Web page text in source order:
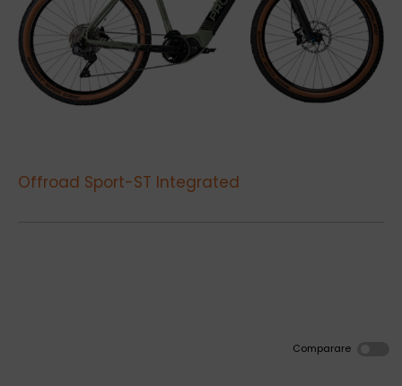
Offroad Sport-ST Integrated
Comparare